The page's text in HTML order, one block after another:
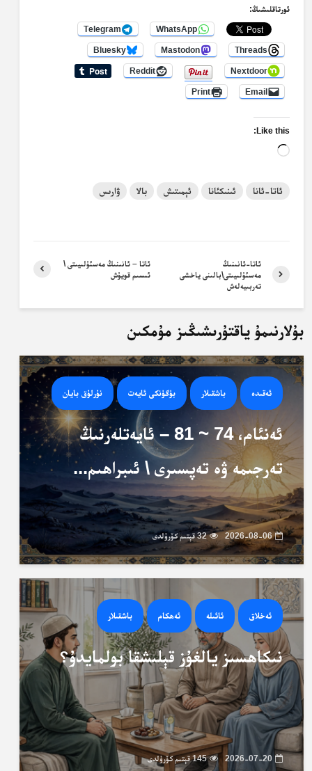
ئورتاقلىشىڭ:
WhatsApp
Telegram
Threads
Mastodon
Bluesky
Nextdoor
Reddit
Email
Print
Like this:
Loading…
ئاتا-ئانا ئىنىكئانا ئېمىتىش بالا ۋارىس
ئاتا – ئانىنىڭ مەسئۇلىيىتى \
ئىسىم قويۇش
ئاتا-ئانىنىڭ
مەسئۇلىيىتى\بالىنى ياخشى
تەربىيەلەش
بۇلارنىمۇ ياقتۇرىشىڭىز مۇمكىن
ئەقىدە باشقىلار بۈگۈنكى ئايەت نۇرلۇق بايان
ئەنئام، 74 ~ 81 – ئايەتلەرنىڭ
تەرجىمە ۋە تەپسىرى \ ئىبراھىم...
2026-08-06 32 قېتىم كۆرۈلدى
ئەخلاق ئائىلە ئەھكام باشقىلار
نىكاھسىز يالغۇز قېلىشقا بولمايدۇ؟
2026-07-20 145 قېتىم كۆرۈلدى